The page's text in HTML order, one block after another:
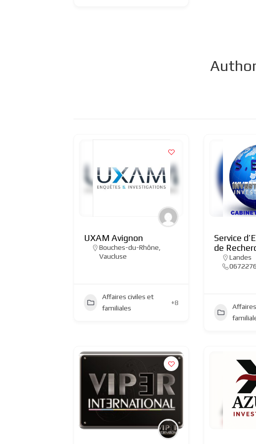
UXAM Avignon
Bouches-du-Rhône,
Vaucluse
Affaires civiles et
familiales
+8
Service
de
Landes